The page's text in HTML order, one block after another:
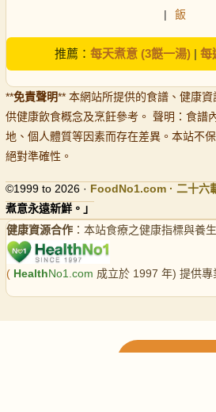
|
飯
推薦： 每天煮意 (3餸一湯)| 每
**免責聲明** 本網站所提供的食譜、健康
供健康飲食概念及烹飪參考。 聲明：食譜
地、個人體質等因素而存在差異。本站不
絕對準確性。
©1999 to 2026 · FoodNo1.com · 二十六
煮意永遠新鮮。」
健康資源合作 ：本站食療之健康指標與養
( HealthNo1.com 成立於 1997 年) 提供專